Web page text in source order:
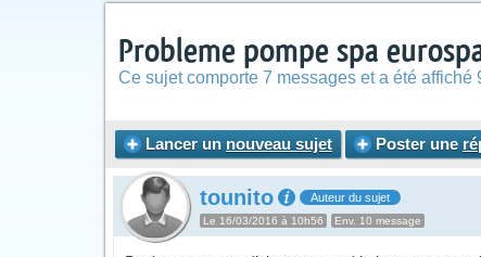
Probleme pompe spa
Ce sujet comporte 7 messages et a été affiché
Lancer un nouveau sujet Poster une
tounito Auteur du sujet
Le 16/03/2016 à 10h56 Env. 10 message